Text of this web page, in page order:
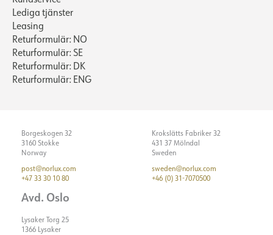
Lediga tjänster
Leasing
Returformulär: NO
Returformulär: SE
Returformulär: DK
Returformulär: ENG
Borgeskogen 32
3160 Stokke
Norway
post@norlux.com
+47 33 30 10 80
Avd. Oslo
Lysaker Torg 25
1366 Lysaker
Krokslätts Fabriker 32
431 37 Mölndal
Sweden
sweden@norlux.com
+46 (0) 31-7070500